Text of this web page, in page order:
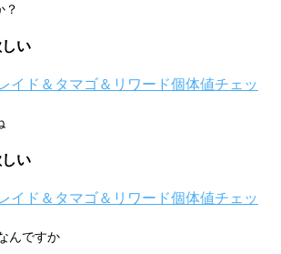
？
い
イド＆タマゴ＆リワード個体値チェッ
い
イド＆タマゴ＆リワード個体値チェッ
んですか